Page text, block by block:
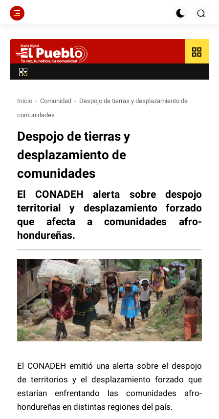
grid_view
Inicio Comunidad
Despojo de tierras y desplazamiento de
comunidades
Despojo de tierras y
desplazamiento de
comunidades
El CONADEH alerta sobre despojo
territorial y desplazamiento forzado
que afecta a comunidades afro-
hondureñas.
El CONADEH emitió una alerta sobre el despojo
de territorios y el desplazamiento forzado que
estarían enfrentando las comunidades afro-
hondureñas en distintas regiones del país.